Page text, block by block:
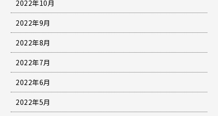
2022年10月
2022年9月
2022年8月
2022年7月
2022年6月
2022年5月